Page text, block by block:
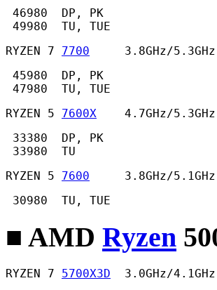
46980  DP, PK
49980  TU, TUE
RYZEN 7 7700
3.8GHz/
45980  DP, PK
47980  TU, TUE
RYZEN 5 7600X
4.7GHz/
33380  DP, PK
33980  TU
RYZEN 5 7600
3.8GHz/
30980  TU, TUE
■ AMD Ryzen
RYZEN 7 5700X3D
3.0GHz/